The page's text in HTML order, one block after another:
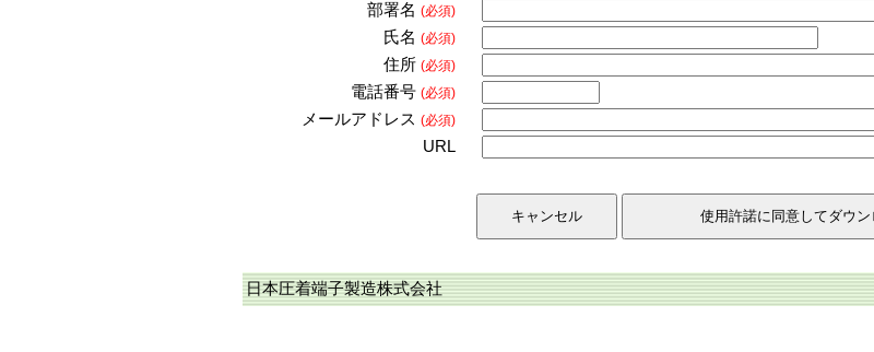
部署名 (必須)
氏名 (必須)
住所 (必須)
電話番号 (必須)
メールアドレス (必須)
URL
日本圧着端子製造株式会社